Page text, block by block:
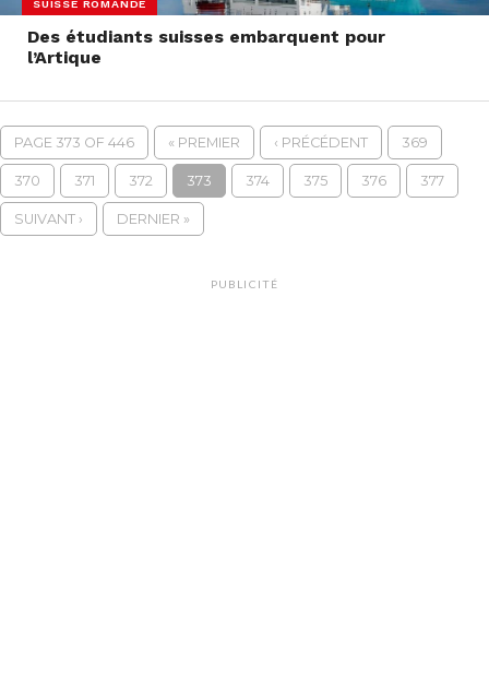
SUISSE ROMANDE
Des étudiants suisses embarquent pour
l’Artique
PAGE 373 OF 446 « PREMIER ‹ PRÉCÉDENT 369
370 371 372 373 374 375 376 377
SUIVANT › DERNIER »
PUBLICITÉ